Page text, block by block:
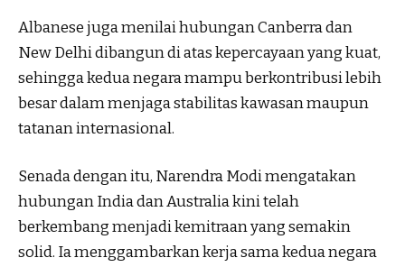
Albanese juga menilai hubungan Canberra dan
New Delhi dibangun di atas kepercayaan yang kuat,
sehingga kedua negara mampu berkontribusi lebih
besar dalam menjaga stabilitas kawasan maupun
tatanan internasional.
Senada dengan itu, Narendra Modi mengatakan
hubungan India dan Australia kini telah
berkembang menjadi kemitraan yang semakin
solid. Ia menggambarkan kerja sama kedua negara